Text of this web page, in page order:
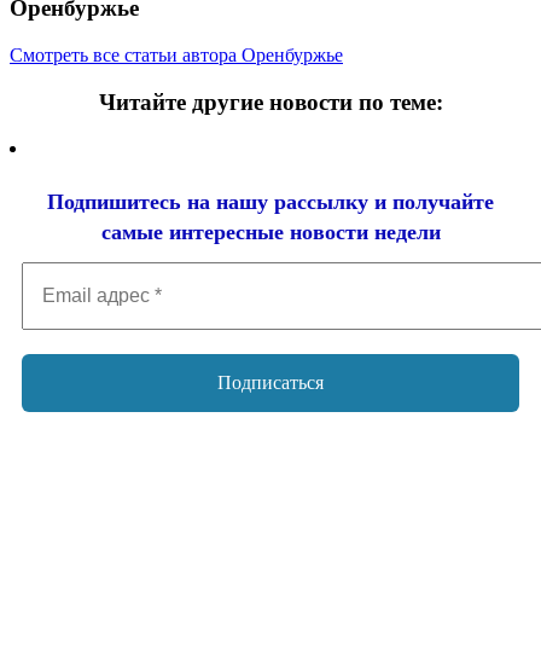
Оренбуржье
Смотреть все статьи автора Оренбуржье
Читайте другие новости по теме:
Подпишитесь на нашу рассылку и получайте
самые интересные новости недели
адрес
*